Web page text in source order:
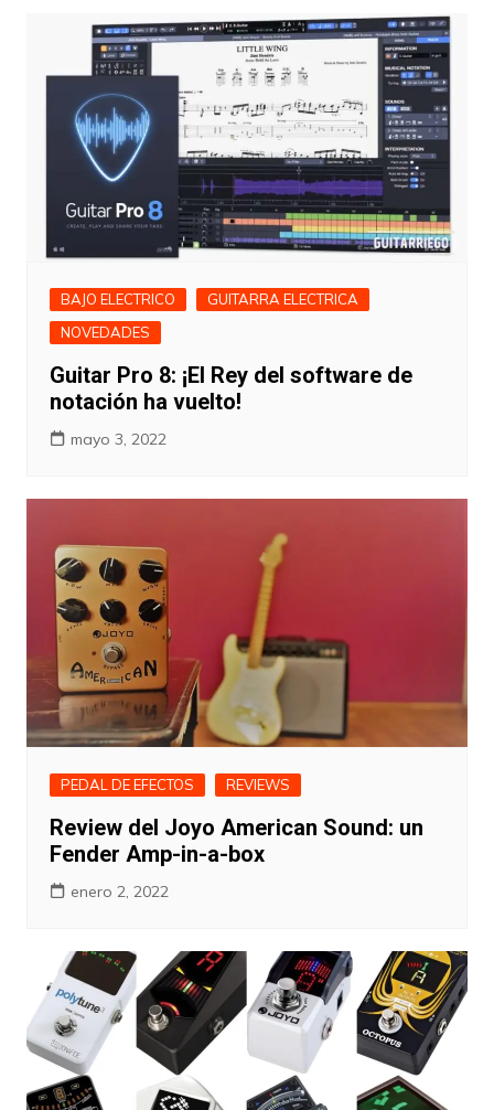
BAJO ELECTRICO
GUITARRA ELECTRICA
NOVEDADES
Guitar Pro 8: ¡El Rey del software de
notación ha vuelto!
mayo 3, 2022
PEDAL DE EFECTOS REVIEWS
Review del Joyo American Sound: un
Fender Amp-in-a-box
enero 2, 2022